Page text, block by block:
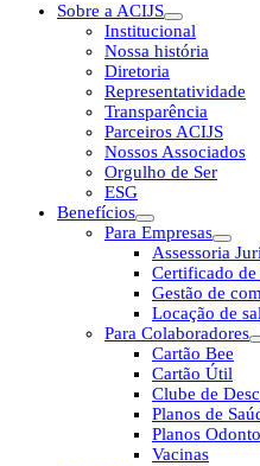
Sobre a ACIJS
Institucional
Nossa história
Diretoria
Representatividade
Transparência
Parceiros ACIJS
Nossos Associados
Orgulho de Ser
ESG
Benefícios
Para Empresas
Assessoria
Certificado
Gestão de
Locação de
Para Colaboradores
Cartão Bee
Cartão Útil
Clube de
Planos de
Planos
Vacinas